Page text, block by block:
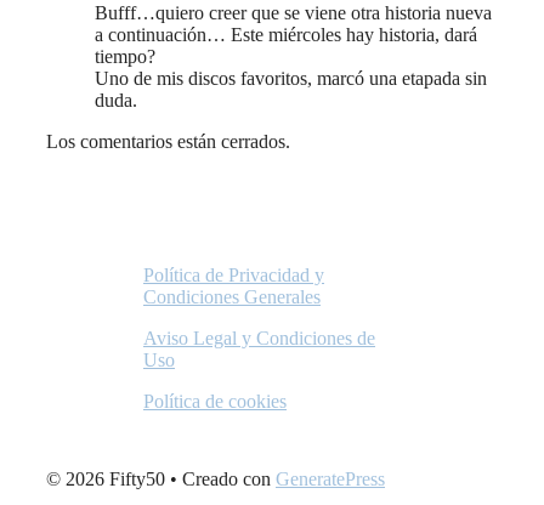
Bufff…quiero creer que se viene otra historia nueva
a continuación… Este miércoles hay historia, dará
tiempo?
Uno de mis discos favoritos, marcó una etapada sin
duda.
Los comentarios están cerrados.
Política de Privacidad y
Condiciones Generales
Aviso Legal y Condiciones de
Uso
Política de cookies
© 2026 Fifty50 • Creado con GeneratePress